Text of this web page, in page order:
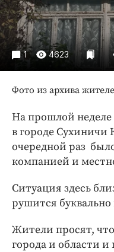
ПРОЕКТЫ
Блоги
Издания
Медиаперсона
Интересное
Бренд года
Работодатель
1 4623
Фото из архива
На прошлой неделе
в городе Сухиничи
очередной раз
компанией и
Ситуация здесь
рушится буквально
Жители просят,
города и области и